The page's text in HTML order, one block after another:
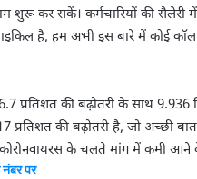
कर सकें। कर्मचारियों की सैलेरी
है, हम अभी इस बारे में कोई
प्रतिशत की बढ़ोतरी के साथ
की बढ़ोतरी है, जो अच्छी बात
के चलते मांग में कमी आने
नंबर पर